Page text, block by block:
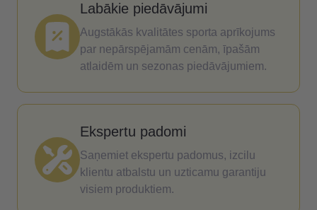
Labākie piedāvājumi
Augstākās kvalitātes sporta aprīkojums
par nepārspējamām cenām, īpašām
atlaidēm un sezonas piedāvājumiem.
Ekspertu padomi
Saņemiet ekspertu padomus, izcilu
klientu atbalstu un uzticamu garantiju
visiem produktiem.